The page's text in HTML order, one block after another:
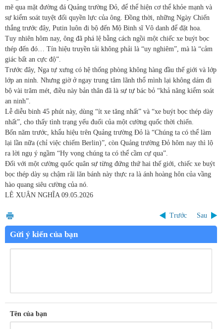
mẽ qua mặt đường đá Quảng trường Đỏ, để thể hiện cơ thể khỏe mạnh và
sự kiểm soát tuyệt đối quyền lực của ông. Đồng thời, những Ngày Chiến
thắng trước đây, Putin luôn đi bộ đến Mộ Binh sĩ Vô danh để đặt hoa.
Tuy nhiên hôm nay, ông đã phá lệ bằng cách ngồi một chiếc xe buýt bọc
thép đến đó… Tín hiệu truyền tải không phải là “uy nghiêm”, mà là “cảm
giác bất an cực độ”.
Trước đây, Nga tự xưng có hệ thống phòng không hàng đầu thế giới và lớp
lớp an ninh. Nhưng giờ ở ngay trung tâm lãnh thổ mình lại không dám đi
bộ vài trăm mét, điều này bản thân đã là sự tự bác bỏ “khả năng kiểm soát
an ninh”.
Lễ diễu binh 45 phút này, dùng “ít xe tăng nhất” và “xe buýt bọc thép dày
nhất”, cho thấy tình trạng yếu đuối của một cường quốc thời chiến.
Bốn năm trước, khẩu hiệu trên Quảng trường Đỏ là “Chúng ta có thể làm
lại lần nữa (chỉ việc chiếm Berlin)”, còn Quảng trường Đỏ hôm nay thì lộ
ra lời ngụ ý ngầm “Hy vọng chúng ta có thể cầm cự qua”.
Đối với một cường quốc quân sự từng đứng thứ hai thế giới, chiếc xe buýt
bọc thép dày sụ chậm rãi lăn bánh này thực ra là ánh hoàng hôn của vầng
hào quang siêu cường của nó.
LÊ XUÂN NGHĨA 09.05.2026
Trước Sau
Gửi ý kiến của bạn
Tên của bạn